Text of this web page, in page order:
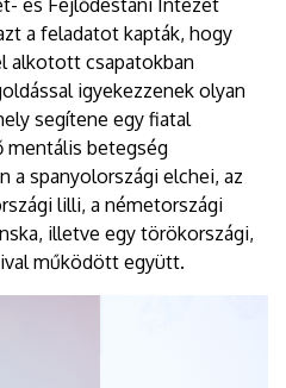
a feladatot kapták, hogy
alkotott csapatokban
igyekezzenek olyan
segítene egy fiatal
betegség
a spanyolországi elchei, az
lilli, a németországi
illetve egy törökországi,
működött együtt.